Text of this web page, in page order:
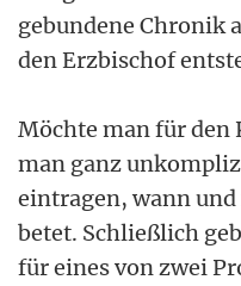
gebundene Chronik
den Erzbischof
Möchte man für den
man ganz
eintragen, wann
betet. Schließlich
für eines von zwei